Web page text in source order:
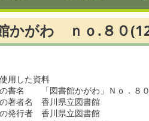
かがわ ｎｏ.８０
用した資料
書名　　「図書館かがわ」Ｎｏ．８０
著者名　香川県立図書館
発行者　香川県立図書館